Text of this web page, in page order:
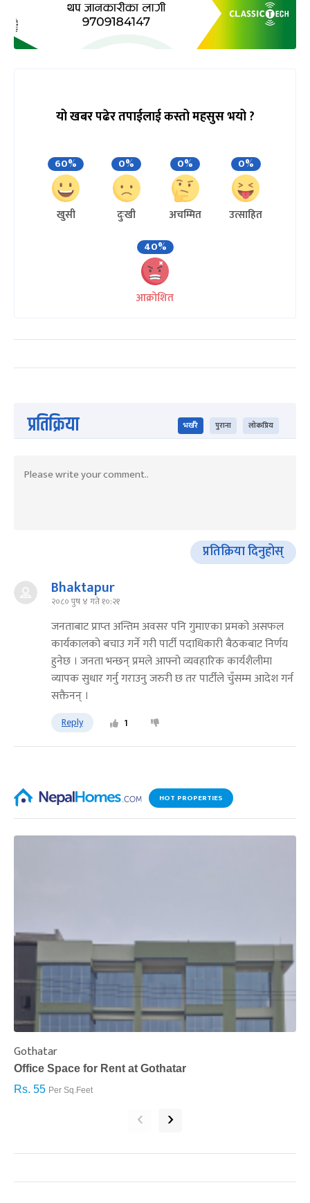
यो खबर पढेर तपाईलाई कस्तो महसुस भयो ?
60%
खुसी
0%
दुःखी
0%
अचम्मित
0%
उत्साहित
40%
आक्रोशित
प्रतिक्रिया भर्खरै पुराना लोकप्रिय
प्रतिक्रिया दिनुहोस्
Bhaktapur
२०८० पुष ४ गते १०:२१
जनताबाट प्राप्‍त अन्तिम अवसर पनि गुमाएका प्रमको असफल
कार्यकालको बचाउ गर्ने गरी पार्टी पदाधिकारी बैठकबाट निर्णय
हुनेछ । जनता भन्छन् प्रमले आफ्नो व्यवहारिक कार्यशैलीमा
व्यापक सुधार गर्नु गराउनु जरुरी छ तर पार्टीले चुँसम्म आदेश गर्न
सक्तैनन् ।
Reply 1
HOT PROPERTIES
Gothatar
Office Space for Rent at Gothatar
Rs. 55 Per Sq.Feet
‹ ›